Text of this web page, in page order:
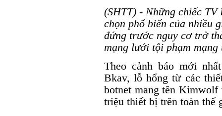
(SHTT) - Những chiếc
chọn phổ biến của nhiều
đứng trước nguy cơ trở
mạng lưới tội phạm mạng
Theo cảnh báo mới
Bkav, lỗ hổng từ các
botnet mang tên
triệu thiết bị trên toàn thế